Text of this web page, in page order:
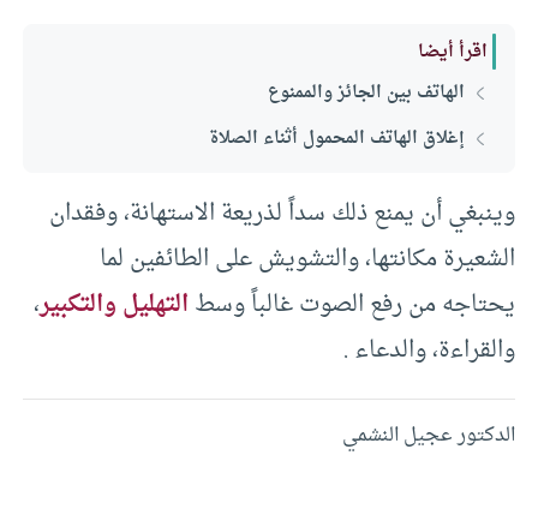
اقرأ أيضا
الهاتف بين الجائز والممنوع
إغلاق الهاتف المحمول أثناء الصلاة
وينبغي أن يمنع ذلك سداً لذريعة الاستهانة، وفقدان
الشعيرة مكانتها، والتشويش على الطائفين لما
يحتاجه من رفع الصوت غالباً وسطالتهليل والتكبير،
والقراءة، والدعاء .
الدكتور عجيل النشمي